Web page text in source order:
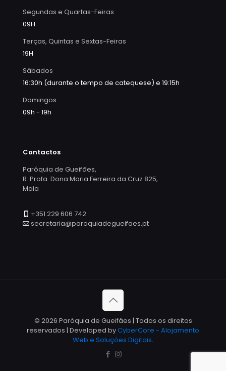
Segundas e Quartas-Feiras
09H
Terças, Quintas e Sextas-Feiras
19H
Sábados
16:30h (durante o tempo de catequese) e 19:15h
Domingos
09h - 19h
Contactos
Paróquia de Gueifães,
R. Profa. Dona Maria Ferreira da Cruz 825,
Maia
+351 229 606 742
secretaria@paroquiadegueifaes.pt
© 2026 Paróquia de Gueifães | Todos os direitos
reservados | Developed byCyberCore - Alojamento
Web e Soluções Digitais.